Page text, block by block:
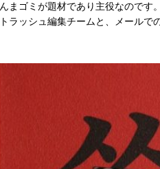
んまゴミが題材であり主役なのです
トラッシュ編集チームと、メールで